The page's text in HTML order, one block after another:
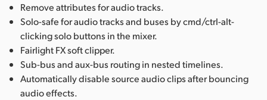
Remove attributes for audio tracks.
Solo-safe for audio tracks and buses by cmd/ctrl-alt-
clicking solo buttons in the mixer.
Fairlight FX soft clipper.
Sub-bus and aux-bus routing in nested timelines.
Automatically disable source audio clips after bouncing
audio effects.